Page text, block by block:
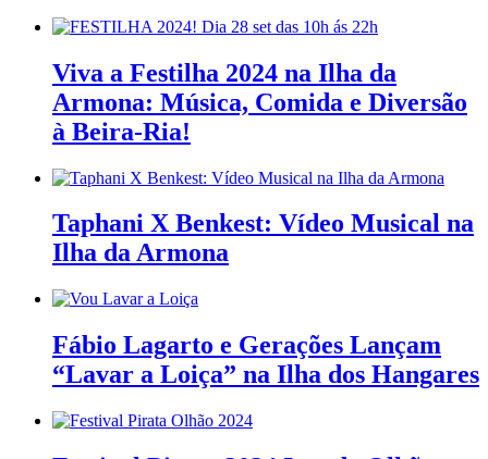
Viva a Festilha 2024 na Ilha da
Armona: Música, Comida e Diversão
à Beira-Ria!
Taphani X Benkest: Vídeo Musical na
Ilha da Armona
Fábio Lagarto e Gerações Lançam
“Lavar a Loiça” na Ilha dos Hangares